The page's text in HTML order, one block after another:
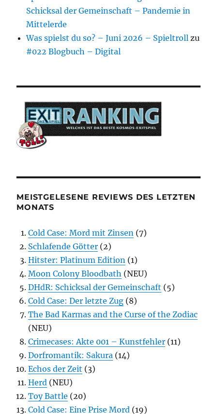
Schicksal der Gemeinschaft – Pandemie in
Mittelerde
Was spielst du so? – Juni 2026 – Spieltroll zu
#022 Blogbuch – Digital
MEISTGELESENE REVIEWS DES LETZTEN
MONATS
Cold Case: Mord mit Zinsen (7)
Schlafende Götter (2)
Hitster: Platinum Edition (1)
Moon Colony Bloodbath (NEU)
DHdR: Schicksal der Gemeinschaft (5)
Cold Case: Der letzte Zug (8)
The Bad Karmas and the Curse of the Zodiac
(NEU)
Crimecases: Akte 001 – Kunstfehler (11)
Dorfromantik: Sakura (14)
Echos der Zeit (3)
Herd (NEU)
Toy Battle (20)
Cold Case: Eine Prise Mord (19)